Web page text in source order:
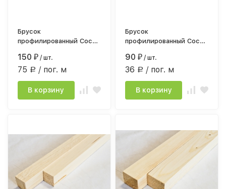
Брусок
профилированный Сосна
строг.камерной сушки
150₽ / шт.
75 Р / пог. м
В корзину
Брусок
профилированный Сосна
строг.камерной сушки
90₽ / шт.
36 Р / пог. м
В корзину